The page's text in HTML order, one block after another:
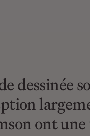
dessinée
ont